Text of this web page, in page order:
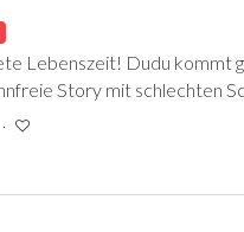
Lebenszeit! Dudu kommt
Story mit schlechten